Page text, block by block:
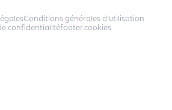
Conditions générales d’utilisation
confidentialitéfooter.cookies